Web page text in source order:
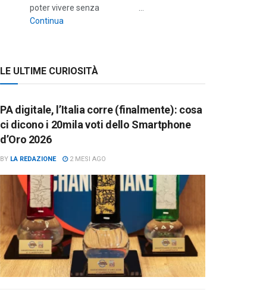
poter vivere senza …
Continua
LE ULTIME CURIOSITÀ
PA digitale, l’Italia corre (finalmente): cosa
ci dicono i 20mila voti dello Smartphone
d’Oro 2026
BY LA REDAZIONE 2 MESI AGO